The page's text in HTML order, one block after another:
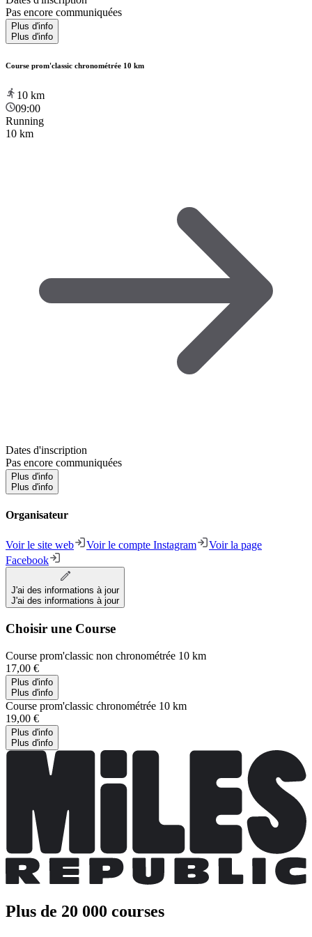
Pas encore communiquées
Plus d'info
Plus d'info
Course prom'classic chronométrée 10 km
10 km
09:00
Running
10 km
Dates d'inscription
Pas encore communiquées
Plus d'info
Plus d'info
Organisateur
Voir le site web Voir le compte Instagram
Voir la page
Facebook
J'ai des informations à jour
J'ai des informations à jour
Choisir une Course
Course prom'classic non chronométrée 10 km
17,00 €
Plus d'info
Plus d'info
Course prom'classic chronométrée 10 km
19,00 €
Plus d'info
Plus d'info
Plus de 20 000 courses